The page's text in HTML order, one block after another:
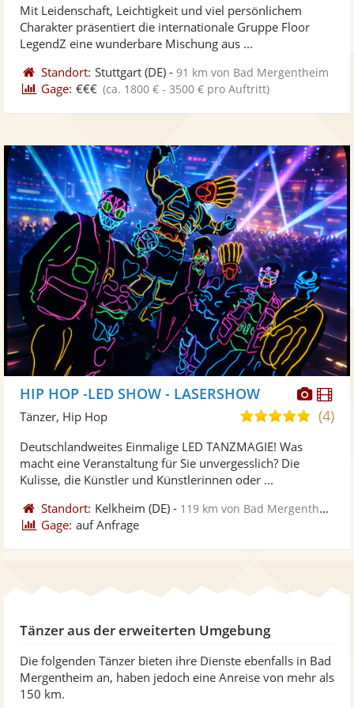
Mit Leidenschaft, Leichtigkeit und viel persönlichem
Charakter präsentiert die internationale Gruppe Floor
LegendZ eine wunderbare Mischung aus ...
Standort: Stuttgart (DE) -91 km von Bad Mergentheim
Gage: €€€ (ca. 1800 € - 3500 € pro Auftritt)
HIP HOP -LED SHOW - LASERSHOW
5,0(4)
Tänzer, Hip Hop
Deutschlandweites Einmalige LED TANZMAGIE! Was
macht eine Veranstaltung für Sie unvergesslich? Die
Kulisse, die Künstler und Künstlerinnen oder ...
Standort: Kelkheim (DE) - 119 km von Bad Mergentheim
Gage: auf Anfrage
Tänzer aus der erweiterten Umgebung
Die folgenden Tänzer bieten ihre Dienste ebenfalls in Bad
Mergentheim an, haben jedoch eine Anreise von mehr als
150 km.